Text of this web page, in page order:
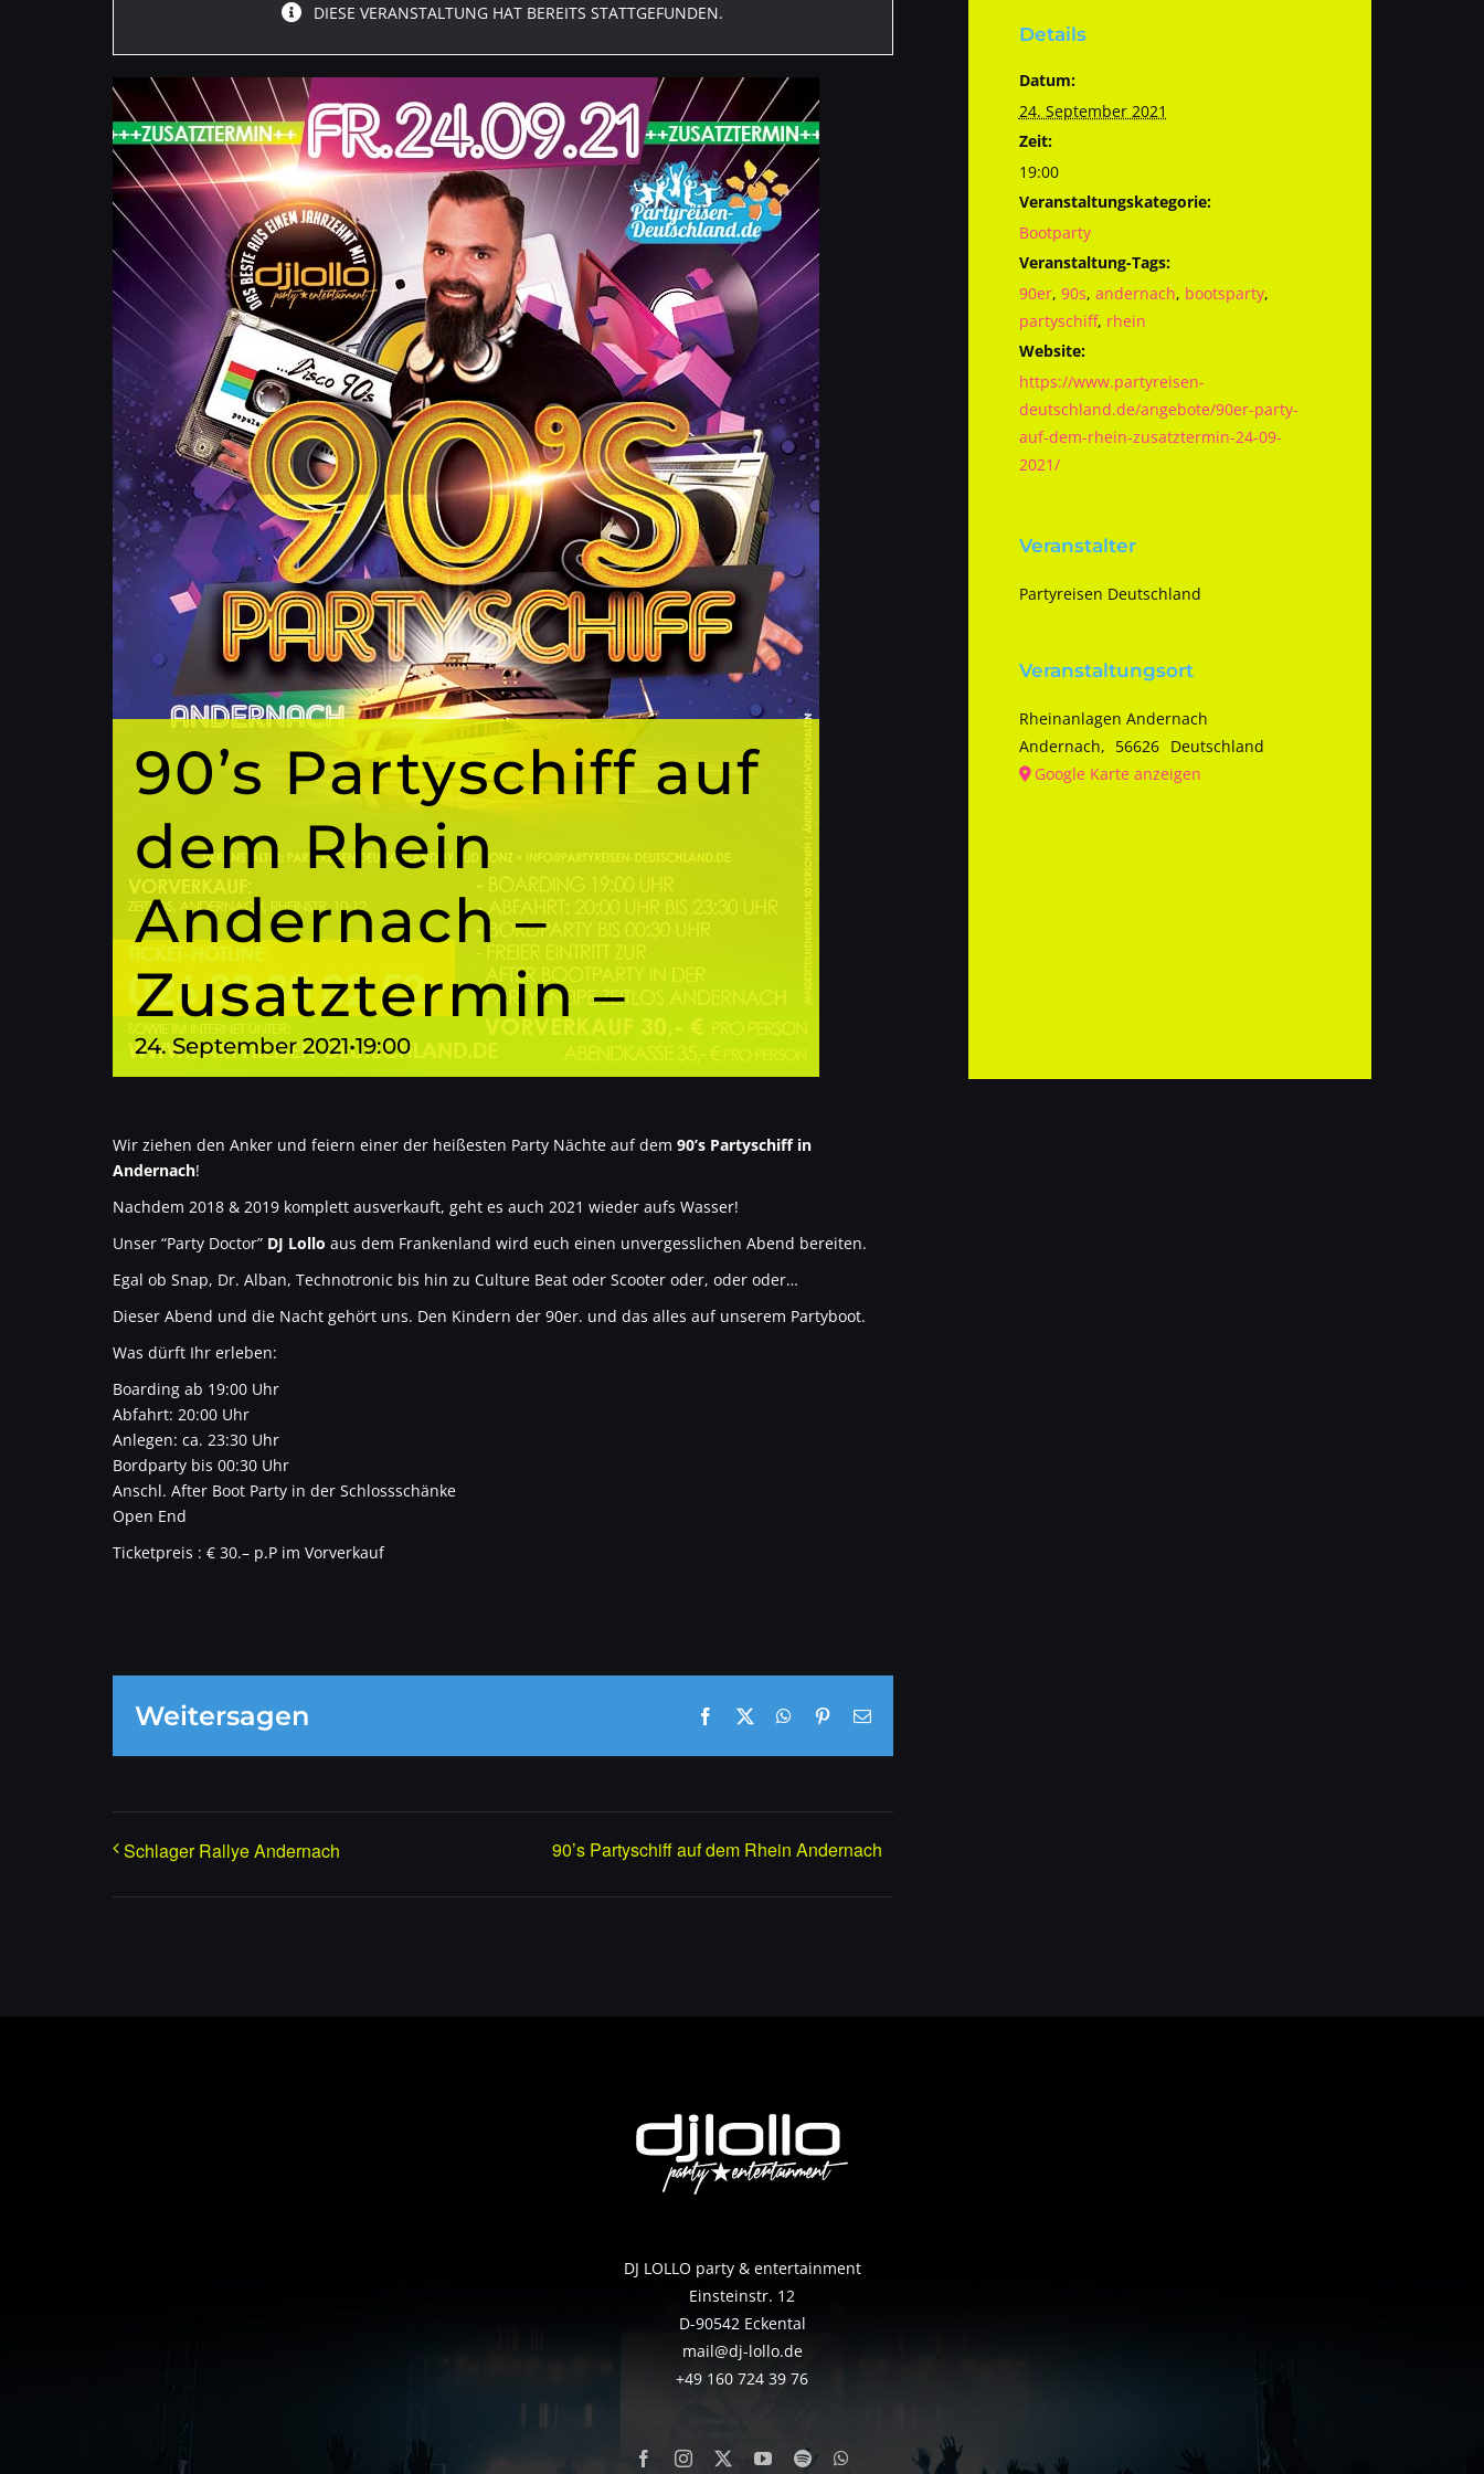
DIESE VERANSTALTUNG HAT BEREITS STATTGEFUNDEN.
90’s Partyschiff auf
dem Rhein
Andernach –
Zusatztermin –
24. September 2021•19:00
Wir ziehen den Anker und feiern einer der heißesten Party Nächte auf dem 90’s Partyschiff in
Andernach!
Nachdem 2018 & 2019 komplett ausverkauft, geht es auch 2021 wieder aufs Wasser!
Unser “Party Doctor” DJ Lollo aus dem Frankenland wird euch einen unvergesslichen Abend bereiten.
Egal ob Snap, Dr. Alban, Technotronic bis hin zu Culture Beat oder Scooter oder, oder oder…
Dieser Abend und die Nacht gehört uns. Den Kindern der 90er. und das alles auf unserem Partyboot.
Was dürft Ihr erleben:
Boarding ab 19:00 Uhr
Abfahrt: 20:00 Uhr
Anlegen: ca. 23:30 Uhr
Bordparty bis 00:30 Uhr
Anschl. After Boot Party in der Schlossschänke
Open End
Ticketpreis : € 30.– p.P im Vorverkauf
Weitersagen Facebook
X WhatsApp
Pinterest
E-
Schlager Rallye Andernach 90’s Partyschiff auf dem Rhein Andernach
Details
Datum:
24. September 2021
Zeit:
19:00
Veranstaltungskategorie:
Bootparty
Veranstaltung-Tags:
90er, 90s, andernach, bootsparty,
partyschiff, rhein
Website:
https://www.partyreisen-
deutschland.de/angebote/90er-party-
auf-dem-rhein-zusatztermin-24-09-
2021/
Veranstalter
Partyreisen Deutschland
Veranstaltungsort
Rheinanlagen Andernach
Andernach, 56626 Deutschland
Google Karte anzeigen
DJ LOLLO party & entertainment
Einsteinstr. 12
D-90542 Eckental
mail@dj-lollo.de
+49 160 724 39 76